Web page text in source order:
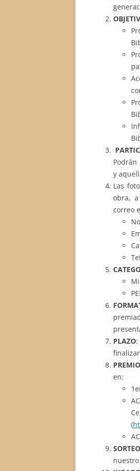
y
Las
obra,
correo
PLAZO
en:
(
SORTEO